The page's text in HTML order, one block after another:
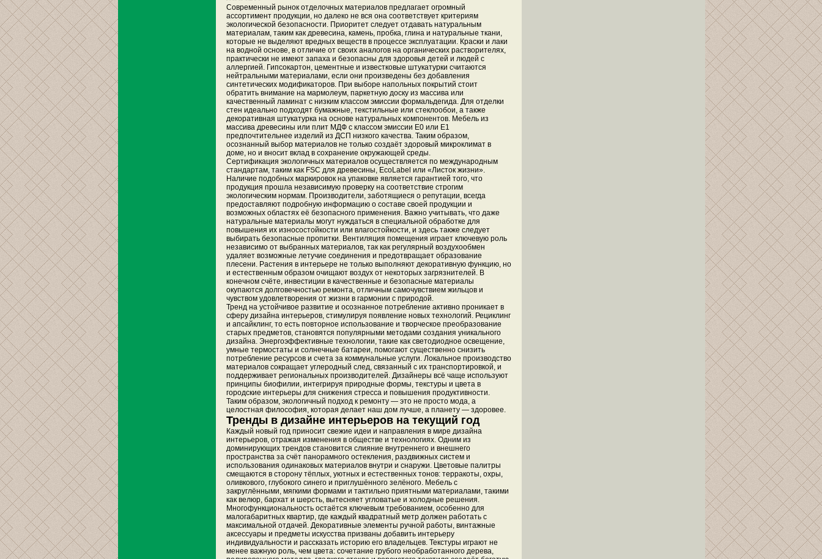
Современный рынок отделочных материалов предлагает огромный
ассортимент продукции, но далеко не вся она соответствует критериям
экологической безопасности. Приоритет следует отдавать натуральным
материалам, таким как древесина, камень, пробка, глина и натуральные ткани,
которые не выделяют вредных веществ в процессе эксплуатации. Краски и лаки
на водной основе, в отличие от своих аналогов на органических растворителях,
практически не имеют запаха и безопасны для здоровья детей и людей с
аллергией. Гипсокартон, цементные и известковые штукатурки считаются
нейтральными материалами, если они произведены без добавления
синтетических модификаторов. При выборе напольных покрытий стоит
обратить внимание на мармолеум, паркетную доску из массива или
качественный ламинат с низким классом эмиссии формальдегида. Для отделки
стен идеально подходят бумажные, текстильные или стеклообои, а также
декоративная штукатурка на основе натуральных компонентов. Мебель из
массива древесины или плит МДФ с классом эмиссии Е0 или Е1
предпочтительнее изделий из ДСП низкого качества. Таким образом,
осознанный выбор материалов не только создаёт здоровый микроклимат в
доме, но и вносит вклад в сохранение окружающей среды.
Сертификация экологичных материалов осуществляется по международным
стандартам, таким как FSC для древесины, EcoLabel или «Листок жизни».
Наличие подобных маркировок на упаковке является гарантией того, что
продукция прошла независимую проверку на соответствие строгим
экологическим нормам. Производители, заботящиеся о репутации, всегда
предоставляют подробную информацию о составе своей продукции и
возможных областях её безопасного применения. Важно учитывать, что даже
натуральные материалы могут нуждаться в специальной обработке для
повышения их износостойкости или влагостойкости, и здесь также следует
выбирать безопасные пропитки. Вентиляция помещения играет ключевую роль
независимо от выбранных материалов, так как регулярный воздухообмен
удаляет возможные летучие соединения и предотвращает образование
плесени. Растения в интерьере не только выполняют декоративную функцию, но
и естественным образом очищают воздух от некоторых загрязнителей. В
конечном счёте, инвестиции в качественные и безопасные материалы
окупаются долговечностью ремонта, отличным самочувствием жильцов и
чувством удовлетворения от жизни в гармонии с природой.
Тренд на устойчивое развитие и осознанное потребление активно проникает в
сферу дизайна интерьеров, стимулируя появление новых технологий. Рециклинг
и апсайклинг, то есть повторное использование и творческое преобразование
старых предметов, становятся популярными методами создания уникального
дизайна. Энергоэффективные технологии, такие как светодиодное освещение,
умные термостаты и солнечные батареи, помогают существенно снизить
потребление ресурсов и счета за коммунальные услуги. Локальное производство
материалов сокращает углеродный след, связанный с их транспортировкой, и
поддерживает региональных производителей. Дизайнеры всё чаще используют
принципы биофилии, интегрируя природные формы, текстуры и цвета в
городские интерьеры для снижения стресса и повышения продуктивности.
Таким образом, экологичный подход к ремонту — это не просто мода, а
целостная философия, которая делает наш дом лучше, а планету — здоровее.
Тренды в дизайне интерьеров на текущий год
Каждый новый год приносит свежие идеи и направления в мире дизайна
интерьеров, отражая изменения в обществе и технологиях. Одним из
доминирующих трендов становится слияние внутреннего и внешнего
пространства за счёт панорамного остекления, раздвижных систем и
использования одинаковых материалов внутри и снаружи. Цветовые палитры
смещаются в сторону тёплых, уютных и естественных тонов: терракоты, охры,
оливкового, глубокого синего и приглушённого зелёного. Мебель с
закруглёнными, мягкими формами и тактильно приятными материалами, такими
как велюр, бархат и шерсть, вытесняет угловатые и холодные решения.
Многофункциональность остаётся ключевым требованием, особенно для
малогабаритных квартир, где каждый квадратный метр должен работать с
максимальной отдачей. Декоративные элементы ручной работы, винтажные
аксессуары и предметы искусства призваны добавить интерьеру
индивидуальности и рассказать историю его владельцев. Текстуры играют не
менее важную роль, чем цвета: сочетание грубого необработанного дерева,